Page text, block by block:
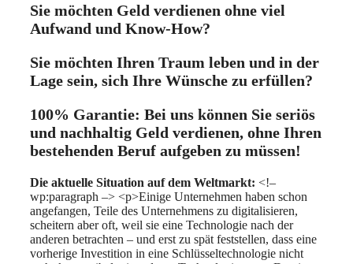
Sie möchten Geld verdienen ohne viel
Aufwand und Know-How?
Sie möchten Ihren Traum leben und in der
Lage sein, sich Ihre Wünsche zu erfüllen?
100% Garantie: Bei uns können Sie seriös
und nachhaltig Geld verdienen, ohne Ihren
bestehenden Beruf aufgeben zu müssen!
Die aktuelle Situation auf dem Weltmarkt: <!–
wp:paragraph –> <p>Einige Unternehmen haben schon
angefangen, Teile des Unternehmens zu digitalisieren,
scheitern aber oft, weil sie eine Technologie nach der
anderen betrachten – und erst zu spät feststellen, dass eine
vorherige Investition in eine Schlüsseltechnologie nicht